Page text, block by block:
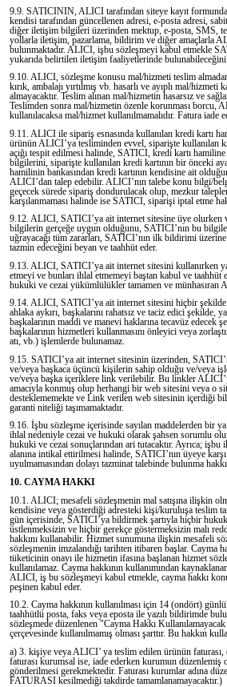
9.9. SATICININ, ALICI tarafından siteye kayıt
kendisi tarafından güncellenen adresi, e-posta adresi,
diğer iletişim bilgileri üzerinden mektup, e-posta, SMS,
yollarla iletişim, pazarlama, bildirim ve diğer amaçlarla
bulunmaktadır. ALICI, işbu sözleşmeyi kabul etmekle
yukarıda belirtilen iletişim faaliyetlerinde
9.10. ALICI, sözleşme konusu mal/hizmeti teslim
kırık, ambalajı yırtılmış vb. hasarlı ve ayıplı mal/
almayacaktır. Teslim alınan mal/hizmetin hasarsız ve
Teslimden sonra mal/hizmetin özenle korunması borcu,
kullanılacaksa mal/hizmet kullanılmamalıdır. Fatura iade
9.11. ALICI ile sipariş esnasında kullanılan kredi kartı
ürünün ALICI’ya tesliminden evvel, siparişte kullanılan
açığı tespit edilmesi halinde, SATICI, kredi kartı
bilgilerini, siparişte kullanılan kredi kartının bir önceki
hamilinin bankasından kredi kartının kendisine ait
ALICI’dan talep edebilir. ALICI’nın talebe konu bilgi/
geçecek sürede sipariş dondurulacak olup, mezkur
karşılanmaması halinde ise SATICI, siparişi iptal etme
9.12. ALICI, SATICI’ya ait internet sitesine üye olurken
bilgilerin gerçeğe uygun olduğunu, SATICI’nın bu
uğrayacağı tüm zararları, SATICI’nın ilk bildirimi
tazmin edeceğini beyan ve taahhüt eder.
9.13. ALICI, SATICI’ya ait internet sitesini kullanırken
etmeyi ve bunları ihlal etmemeyi baştan kabul ve
hukuki ve cezai yükümlülükler tamamen ve münhasıran
9.14. ALICI, SATICI’ya ait internet sitesini hiçbir
ahlaka aykırı, başkalarını rahatsız ve taciz edici şekilde,
başkalarının maddi ve manevi haklarına tecavüz edecek
başkalarının hizmetleri kullanmasını önleyici veya
atı, vb.) işlemlerde bulunamaz.
9.15. SATICI’ya ait internet sitesinin üzerinden,
ve/veya başkaca üçüncü kişilerin sahip olduğu ve/veya
ve/veya başka içeriklere link verilebilir. Bu linkler
amacıyla konmuş olup herhangi bir web sitesini veya o
desteklememekte ve Link verilen web sitesinin içerdiği
garanti niteliği taşımamaktadır.
9.16. İşbu sözleşme içerisinde sayılan maddelerden bir
ihlal nedeniyle cezai ve hukuki olarak şahsen sorumlu
hukuki ve cezai sonuçlarından ari tutacaktır. Ayrıca;
alanına intikal ettirilmesi halinde, SATICI’nın üyeye
uyulmamasından dolayı tazminat talebinde bulunma hakkı
10. CAYMA HAKKI
10.1. ALICI; mesafeli sözleşmenin mal satışına ilişkin
kendisine veya gösterdiği adresteki kişi/kuruluşa teslim
gün içerisinde, SATICI’ya bildirmek şartıyla hiçbir
üstlenmeksizin ve hiçbir gerekçe göstermeksizin malı
hakkını kullanabilir. Hizmet sunumuna ilişkin mesafeli
sözleşmenin imzalandığı tarihten itibaren başlar. Cayma
tüketicinin onayı ile hizmetin ifasına başlanan hizmet
kullanılamaz. Cayma hakkının kullanımından
ALICI, iş bu sözleşmeyi kabul etmekle, cayma hakkı
peşinen kabul eder.
10.2. Cayma hakkının kullanılması için 14 (ondört)
taahhütlü posta, faks veya eposta ile yazılı bildirimde
sözleşmede düzenlenen "Cayma Hakkı
çerçevesinde kullanılmamış olması şarttır. Bu hakkın
a) 3. kişiye veya ALICI’ ya teslim edilen ürünün
faturası kurumsal ise, iade ederken kurumun düzenlemiş
gönderilmesi gerekmektedir. Faturası kurumlar adına
FATURASI kesilmediği takdirde tamamlanamayacaktır.)